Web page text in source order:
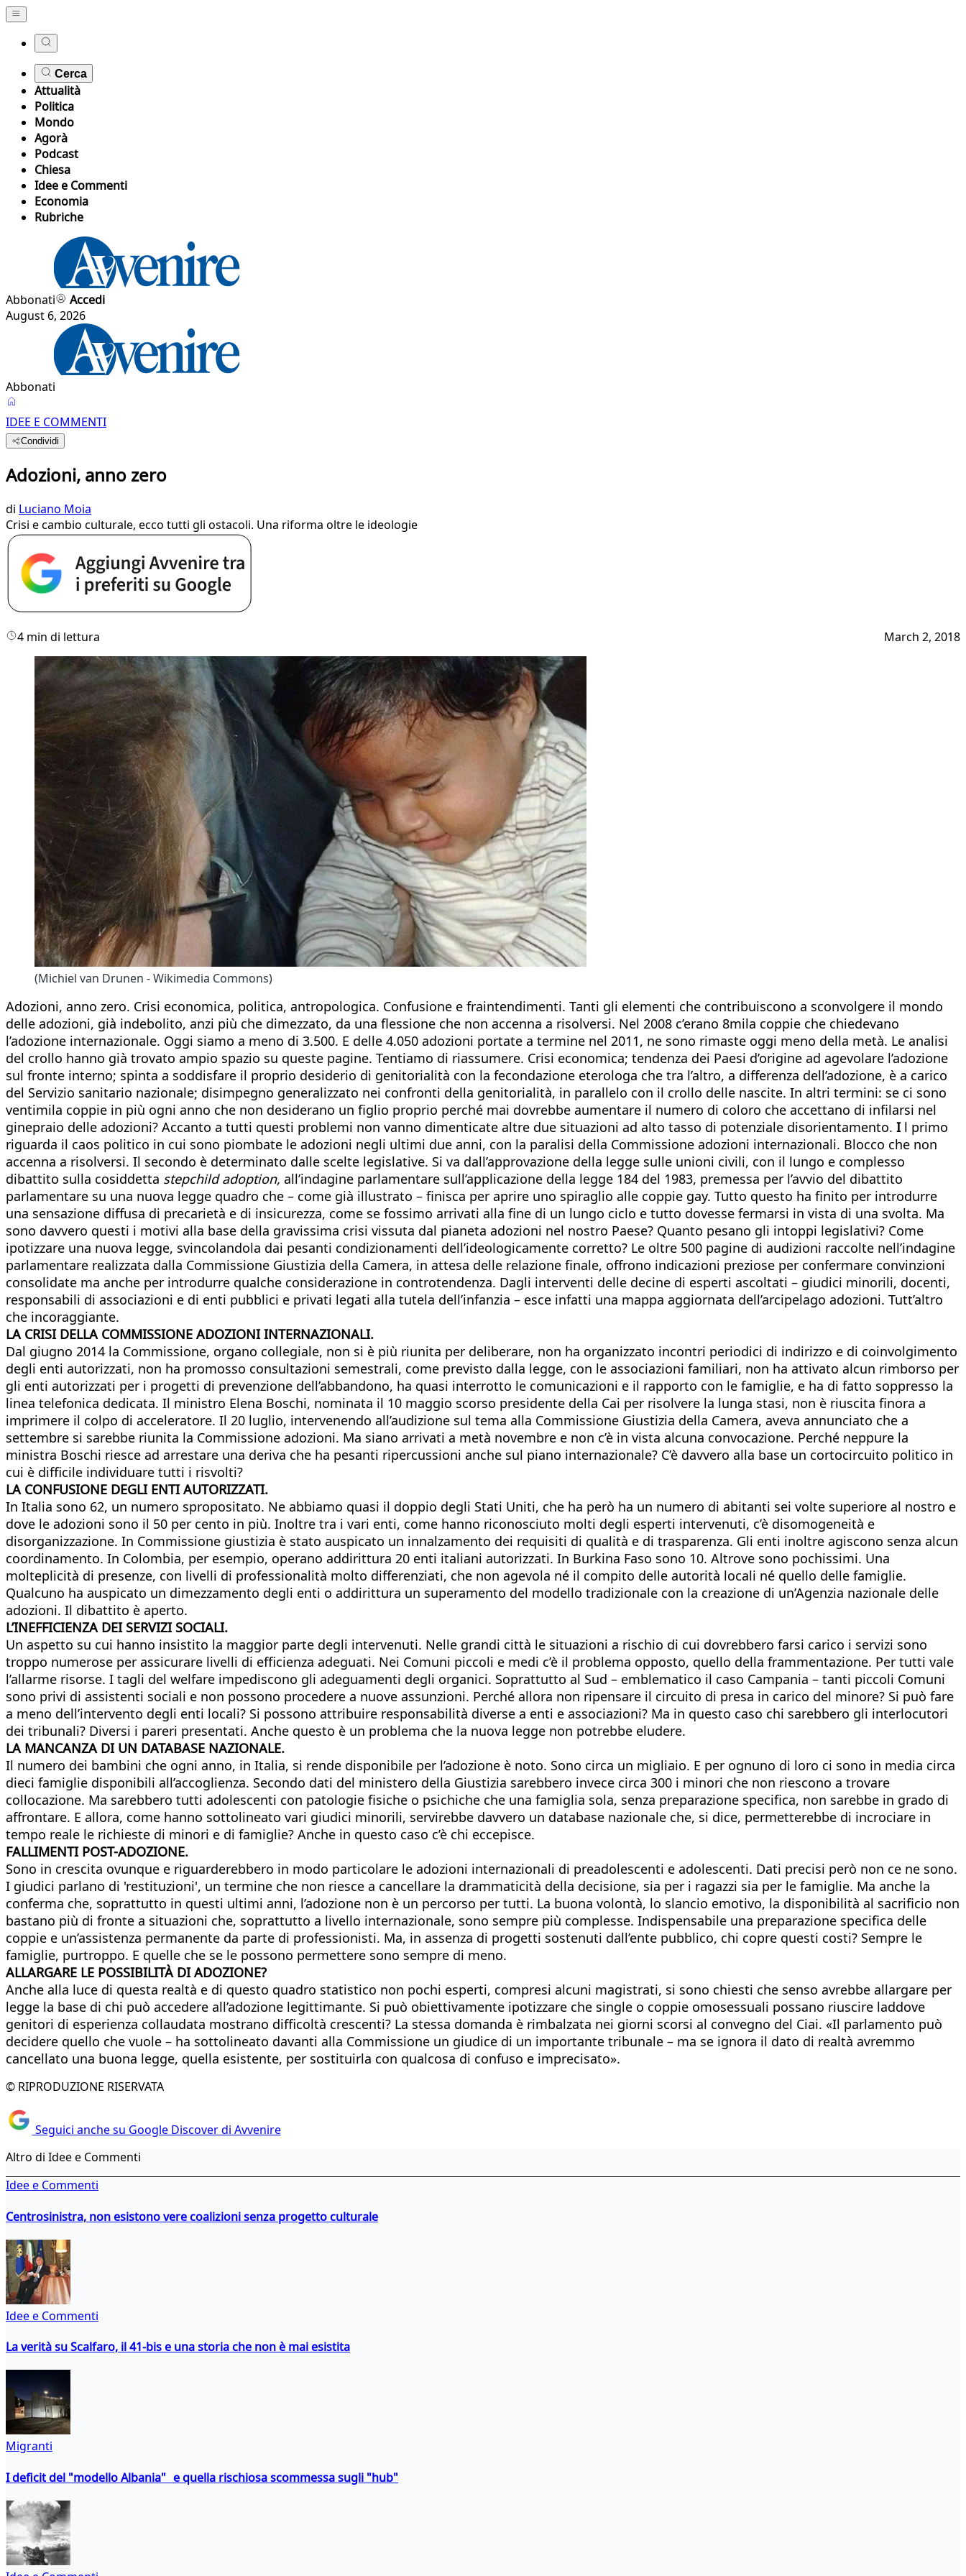
Cerca
Attualità
Politica
Mondo
Agorà
Podcast
Chiesa
Idee e Commenti
Economia
Rubriche
Abbonati
Accedi
August 6, 2026
Abbonati
IDEE E COMMENTI
Condividi
Adozioni, anno zero
di Luciano Moia
Crisi e cambio culturale, ecco tutti gli ostacoli. Una riforma oltre le ideologie
4 min di lettura March 2, 2018
(Michiel van Drunen - Wikimedia Commons)
Adozioni, anno zero. Crisi economica, politica, antropologica. Confusione e fraintendimenti. Tanti gli elementi che contribuiscono a sconvolgere il mondo
delle adozioni, già indebolito, anzi più che dimezzato, da una flessione che non accenna a risolversi. Nel 2008 c’erano 8mila coppie che chiedevano
l’adozione internazionale. Oggi siamo a meno di 3.500. E delle 4.050 adozioni portate a termine nel 2011, ne sono rimaste oggi meno della metà. Le analisi
del crollo hanno già trovato ampio spazio su queste pagine. Tentiamo di riassumere. Crisi economica; tendenza dei Paesi d’origine ad agevolare l’adozione
sul fronte interno; spinta a soddisfare il proprio desiderio di genitorialità con la fecondazione eterologa che tra l’altro, a differenza dell’adozione, è a carico
del Servizio sanitario nazionale; disimpegno generalizzato nei confronti della genitorialità, in parallelo con il crollo delle nascite. In altri termini: se ci sono
ventimila coppie in più ogni anno che non desiderano un figlio proprio perché mai dovrebbe aumentare il numero di coloro che accettano di infilarsi nel
ginepraio delle adozioni? Accanto a tutti questi problemi non vanno dimenticate altre due situazioni ad alto tasso di potenziale disorientamento. Il primo
riguarda il caos politico in cui sono piombate le adozioni negli ultimi due anni, con la paralisi della Commissione adozioni internazionali. Blocco che non
accenna a risolversi. Il secondo è determinato dalle scelte legislative. Si va dall’approvazione della legge sulle unioni civili, con il lungo e complesso
dibattito sulla cosiddetta stepchild adoption, all’indagine parlamentare sull’applicazione della legge 184 del 1983, premessa per l’avvio del dibattito
parlamentare su una nuova legge quadro che – come già illustrato – finisca per aprire uno spiraglio alle coppie gay. Tutto questo ha finito per introdurre
una sensazione diffusa di precarietà e di insicurezza, come se fossimo arrivati alla fine di un lungo ciclo e tutto dovesse fermarsi in vista di una svolta. Ma
sono davvero questi i motivi alla base della gravissima crisi vissuta dal pianeta adozioni nel nostro Paese? Quanto pesano gli intoppi legislativi? Come
ipotizzare una nuova legge, svincolandola dai pesanti condizionamenti dell’ideologicamente corretto? Le oltre 500 pagine di audizioni raccolte nell’indagine
parlamentare realizzata dalla Commissione Giustizia della Camera, in attesa delle relazione finale, offrono indicazioni preziose per confermare convinzioni
consolidate ma anche per introdurre qualche considerazione in controtendenza. Dagli interventi delle decine di esperti ascoltati – giudici minorili, docenti,
responsabili di associazioni e di enti pubblici e privati legati alla tutela dell’infanzia – esce infatti una mappa aggiornata dell’arcipelago adozioni. Tutt’altro
che incoraggiante.
LA CRISI DELLA COMMISSIONE ADOZIONI INTERNAZIONALI.
Dal giugno 2014 la Commissione, organo collegiale, non si è più riunita per deliberare, non ha organizzato incontri periodici di indirizzo e di coinvolgimento
degli enti autorizzati, non ha promosso consultazioni semestrali, come previsto dalla legge, con le associazioni familiari, non ha attivato alcun rimborso per
gli enti autorizzati per i progetti di prevenzione dell’abbandono, ha quasi interrotto le comunicazioni e il rapporto con le famiglie, e ha di fatto soppresso la
linea telefonica dedicata. Il ministro Elena Boschi, nominata il 10 maggio scorso presidente della Cai per risolvere la lunga stasi, non è riuscita finora a
imprimere il colpo di acceleratore. Il 20 luglio, intervenendo all’audizione sul tema alla Commissione Giustizia della Camera, aveva annunciato che a
settembre si sarebbe riunita la Commissione adozioni. Ma siano arrivati a metà novembre e non c’è in vista alcuna convocazione. Perché neppure la
ministra Boschi riesce ad arrestare una deriva che ha pesanti ripercussioni anche sul piano internazionale? C’è davvero alla base un cortocircuito politico in
cui è difficile individuare tutti i risvolti?
LA CONFUSIONE DEGLI ENTI AUTORIZZATI.
In Italia sono 62, un numero spropositato. Ne abbiamo quasi il doppio degli Stati Uniti, che ha però ha un numero di abitanti sei volte superiore al nostro e
dove le adozioni sono il 50 per cento in più. Inoltre tra i vari enti, come hanno riconosciuto molti degli esperti intervenuti, c’è disomogeneità e
disorganizzazione. In Commissione giustizia è stato auspicato un innalzamento dei requisiti di qualità e di trasparenza. Gli enti inoltre agiscono senza alcun
coordinamento. In Colombia, per esempio, operano addirittura 20 enti italiani autorizzati. In Burkina Faso sono 10. Altrove sono pochissimi. Una
molteplicità di presenze, con livelli di professionalità molto differenziati, che non agevola né il compito delle autorità locali né quello delle famiglie.
Qualcuno ha auspicato un dimezzamento degli enti o addirittura un superamento del modello tradizionale con la creazione di un’Agenzia nazionale delle
adozioni. Il dibattito è aperto.
L’INEFFICIENZA DEI SERVIZI SOCIALI.
Un aspetto su cui hanno insistito la maggior parte degli intervenuti. Nelle grandi città le situazioni a rischio di cui dovrebbero farsi carico i servizi sono
troppo numerose per assicurare livelli di efficienza adeguati. Nei Comuni piccoli e medi c’è il problema opposto, quello della frammentazione. Per tutti vale
l’allarme risorse. I tagli del welfare impediscono gli adeguamenti degli organici. Soprattutto al Sud – emblematico il caso Campania – tanti piccoli Comuni
sono privi di assistenti sociali e non possono procedere a nuove assunzioni. Perché allora non ripensare il circuito di presa in carico del minore? Si può fare
a meno dell’intervento degli enti locali? Si possono attribuire responsabilità diverse a enti e associazioni? Ma in questo caso chi sarebbero gli interlocutori
dei tribunali? Diversi i pareri presentati. Anche questo è un problema che la nuova legge non potrebbe eludere.
LA MANCANZA DI UN DATABASE NAZIONALE.
Il numero dei bambini che ogni anno, in Italia, si rende disponibile per l’adozione è noto. Sono circa un migliaio. E per ognuno di loro ci sono in media circa
dieci famiglie disponibili all’accoglienza. Secondo dati del ministero della Giustizia sarebbero invece circa 300 i minori che non riescono a trovare
collocazione. Ma sarebbero tutti adolescenti con patologie fisiche o psichiche che una famiglia sola, senza preparazione specifica, non sarebbe in grado di
affrontare. E allora, come hanno sottolineato vari giudici minorili, servirebbe davvero un database nazionale che, si dice, permetterebbe di incrociare in
tempo reale le richieste di minori e di famiglie? Anche in questo caso c’è chi eccepisce.
FALLIMENTI POST-ADOZIONE.
Sono in crescita ovunque e riguarderebbero in modo particolare le adozioni internazionali di preadolescenti e adolescenti. Dati precisi però non ce ne sono.
I giudici parlano di 'restituzioni', un termine che non riesce a cancellare la drammaticità della decisione, sia per i ragazzi sia per le famiglie. Ma anche la
conferma che, soprattutto in questi ultimi anni, l’adozione non è un percorso per tutti. La buona volontà, lo slancio emotivo, la disponibilità al sacrificio non
bastano più di fronte a situazioni che, soprattutto a livello internazionale, sono sempre più complesse. Indispensabile una preparazione specifica delle
coppie e un’assistenza permanente da parte di professionisti. Ma, in assenza di progetti sostenuti dall’ente pubblico, chi copre questi costi? Sempre le
famiglie, purtroppo. E quelle che se le possono permettere sono sempre di meno.
ALLARGARE LE POSSIBILITÀ DI ADOZIONE?
Anche alla luce di questa realtà e di questo quadro statistico non pochi esperti, compresi alcuni magistrati, si sono chiesti che senso avrebbe allargare per
legge la base di chi può accedere all’adozione legittimante. Si può obiettivamente ipotizzare che single o coppie omosessuali possano riuscire laddove
genitori di esperienza collaudata mostrano difficoltà crescenti? La stessa domanda è rimbalzata nei giorni scorsi al convegno del Ciai. «Il parlamento può
decidere quello che vuole – ha sottolineato davanti alla Commissione un giudice di un importante tribunale – ma se ignora il dato di realtà avremmo
cancellato una buona legge, quella esistente, per sostituirla con qualcosa di confuso e imprecisato».
© RIPRODUZIONE RISERVATA
Seguici anche su Google Discover di Avvenire
Altro di Idee e Commenti
Idee e Commenti
Centrosinistra, non esistono vere coalizioni senza progetto culturale
Idee e Commenti
La verità su Scalfaro, il 41-bis e una storia che non è mai esistita
Migranti
I deficit del "modello Albania" e quella rischiosa scommessa sugli "hub"